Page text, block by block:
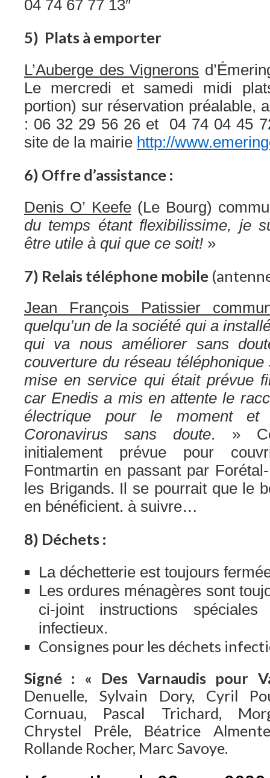
04 74 67 77 13″
5) Plats à emporter
L’Auberge des Vignerons
Le mercredi et samedi midi
portion) sur réservation préalable,
: 06 32 29 56 26 et 04 74 04 45
site de la mairie http://
6) Offre d’assistance :
Denis O’ Keefe(Le Bourg)
du temps étant flexibilissime, je
être utile à qui que ce soit! »
7) Relais téléphone mobile
Jean François Patissier
quelqu’un de la société qui a
qui va nous améliorer sans
couverture du réseau
mise en service qui était prévue
car Enedis a mis en attente le
électrique pour le moment
Coronavirus sans doute. »
initialement prévue pour
Fontmartin en passant par
les Brigands. Il se pourrait que le
en bénéficient. à suivre…
8) Déchets :
La déchetterie est toujours
Les ordures ménagères sont
ci-joint instructions
infectieux.
Consignes pour les déchets
Signé : « Des Varnaudis pour
Denuelle, Sylvain Dory, Cyril
Cornuau, Pascal Trichard,
Chrystel Prêle, Béatrice
Rollande Rocher, Marc Savoye.